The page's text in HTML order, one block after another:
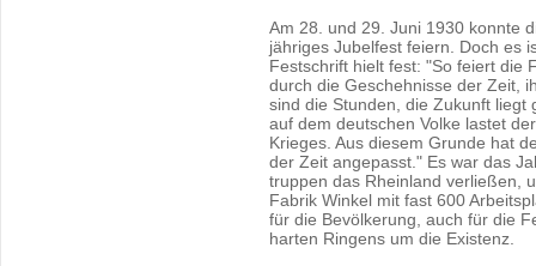
Am 28. und 29. Juni 1930 konnte
jähriges Jubelfest feiern. Doch es
Festschrift hielt fest: "So feiert die
durch die Geschehnisse der Zeit,
sind die Stunden, die Zukunft liegt
auf dem deutschen Volke lastet
Krieges. Aus diesem Grunde hat
der Zeit angepasst." Es war das
truppen das Rheinland verließen,
Fabrik Winkel mit fast 600
für die Bevölkerung, auch für die
harten Ringens um die Existenz.